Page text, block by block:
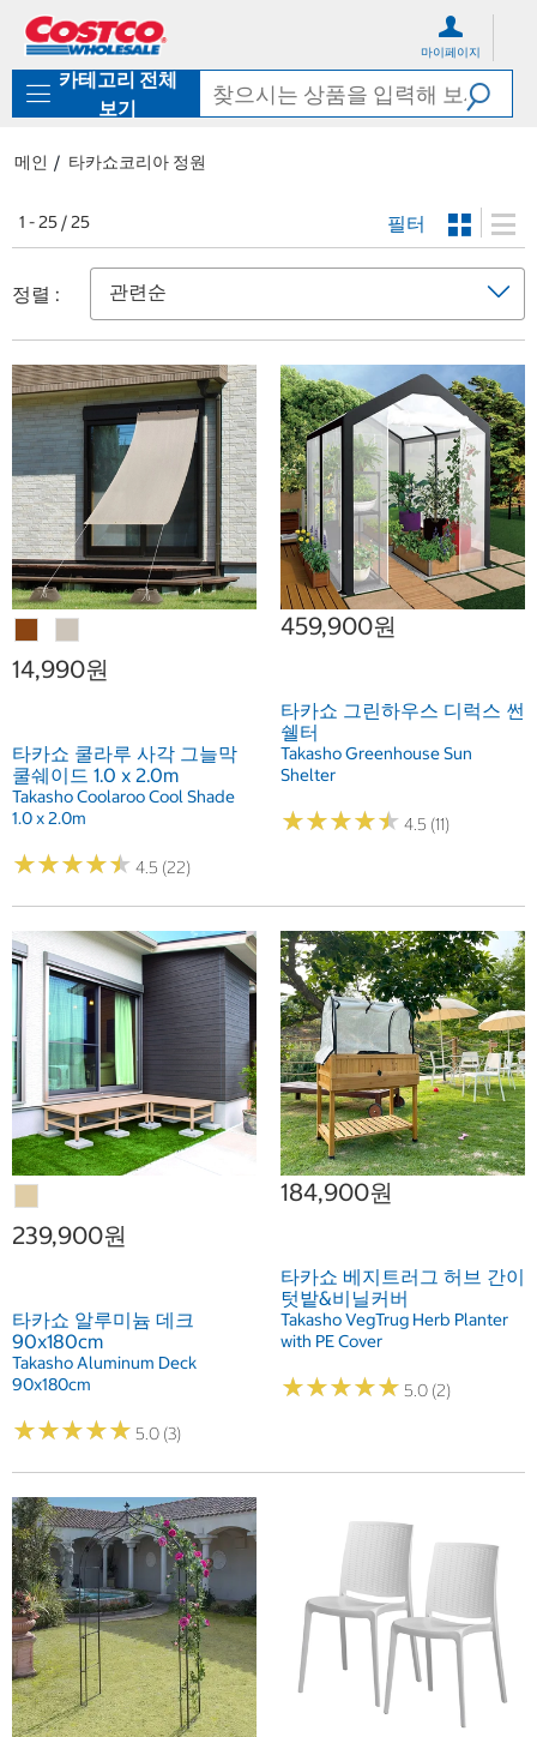
로
기
가
마이페이지
카테고리 전체
보기
메인 타카쇼코리아 정원
1 - 25 / 25 필터
정렬 :
14,990원
타카쇼 쿨라루 사각 그늘막
쿨쉐이드 1.0 x 2.0m
Takasho Coolaroo Cool Shade
1.0 x 2.0m
★★★★★
★★★★★ 4.5 (22)
459,900원
타카쇼 그린하우스 디럭스 썬
쉘터
Takasho Greenhouse Sun
Shelter
★★★★★
★★★★★ 4.5 (11)
239,900원
타카쇼 알루미늄 데크
90x180cm
Takasho Aluminum Deck
90x180cm
★★★★★
★★★★★ 5.0 (3)
184,900원
타카쇼 베지트러그 허브 간이
텃밭&비닐커버
Takasho VegTrug Herb Planter
with PE Cover
★★★★★
★★★★★ 5.0 (2)